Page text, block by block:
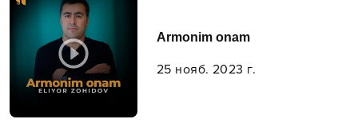
Armonim onam
25 нояб. 2023 г.